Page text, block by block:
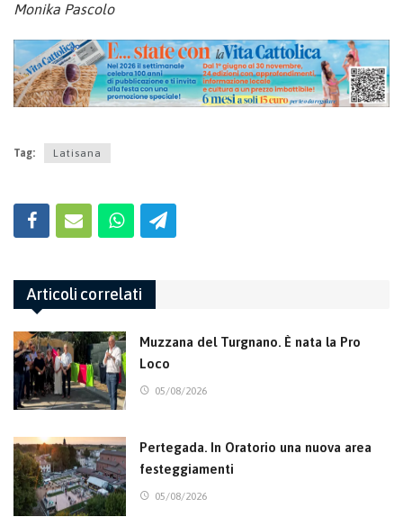
Monika Pascolo
Tag: Latisana
Articoli correlati
Muzzana del Turgnano. È nata la Pro
Loco
05/08/2026
Pertegada. In Oratorio una nuova area
festeggiamenti
05/08/2026